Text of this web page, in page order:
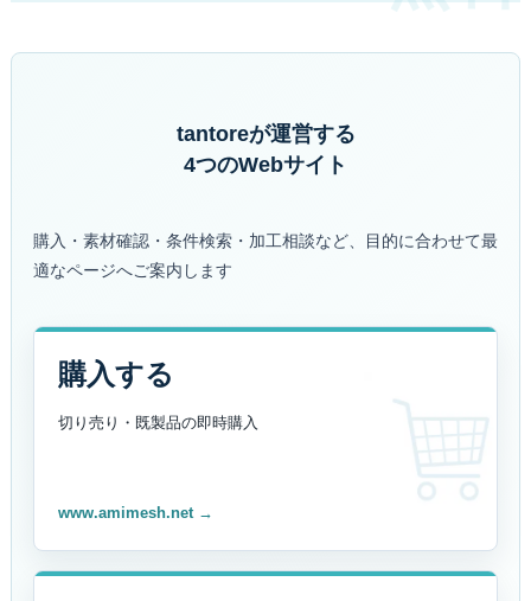
tantoreが運営する
4つのWebサイト
購入・素材確認・条件検索・加工相談など、目的に合わせて最
適なページへご案内します
購入する
切り売り・既製品の即時購入
www.amimesh.net →